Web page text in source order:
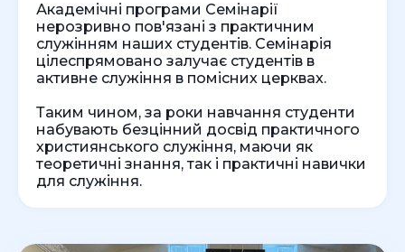
Академічні програми Семінарії
нерозривно пов'язані з практичним
служінням наших студентів. Семінарія
цілеспрямовано залучає студентів в
активне служіння в помісних церквах.
Таким чином, за роки навчання студенти
набувають безцінний досвід практичного
християнського служіння, маючи як
теоретичні знання, так і практичні навички
для служіння.